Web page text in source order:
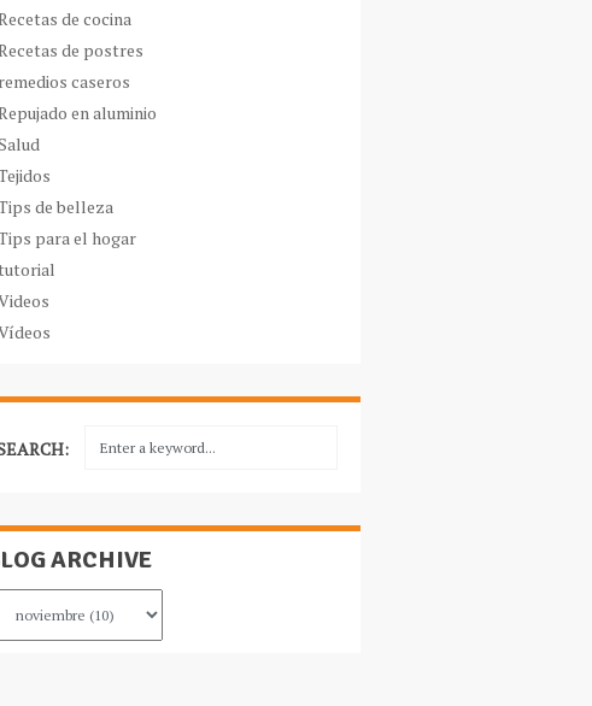
de cocina
de postres
remedios caseros
en aluminio
de belleza
para el hogar
ARCHIVE